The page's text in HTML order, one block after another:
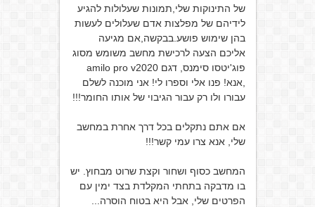
של התינוקות שלי,תמונות שעלולות להגיע
לידיהם של מפלצות אדם שעלולים לעשות
בהן שימוש פושע.בבקשה,אם מגיעה
אליכם הצעה לרכישת מחשב משומש מסוג
פוג'יטסו סימנס, דגם amilo pro v2020
,אנא! פנו אלי וספרו לי! אני מוכנה לשלם
עבורו ולו רק עבור הגיבוי של אותו החומר!!!
אם אתם נתקלים בכל דרך אחרת במחשב
שלי, אנא צרו עמי קשר!!!
המחשב כסוף ושחור וקצת שרוט מבחוץ. יש
בו מדבקה בתחתי המקלדת בצד ימין עם
הפרטים שלי, אבל היא בטוח הוסרה...